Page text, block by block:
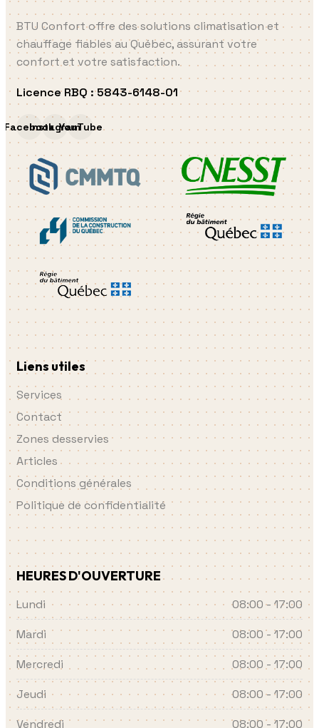
BTU Confort offre des solutions climatisation et
chauffage fiables au Québec, assurant votre
confort et votre satisfaction.
Licence RBQ : 5843-6148-01
FacebookInstagramYouTube
Liens utiles
Services
Contact
Zones desservies
Articles
Conditions générales
Politique de confidentialité
HEURES D'OUVERTURE
Lundi
08:00 - 17:00
Mardi
08:00 - 17:00
Mercredi
08:00 - 17:00
Jeudi
08:00 - 17:00
Vendredi
08:00 - 17:00